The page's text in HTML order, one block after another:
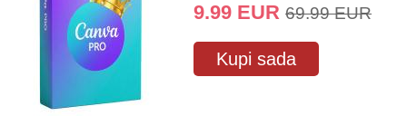
9.99 EUR 69.99 EUR
Kupi sada